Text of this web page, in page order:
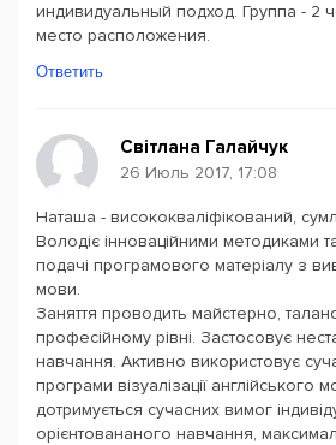
индивидуальный подход. Группа - 2
место расположения.
Ответить
Світлана Галайчук
26 Июль 2017, 17:08
Наташа - висококваліфікований,
Володіє інноваційними методиками
подачі програмового матеріалу з
мови.
Заняття проводить майстерно,
професійному рівні. Застосовує
навчання. Активно використовує
програми візуалізації англійського
дотримується сучасних вимог
орієнтовананого навчання,